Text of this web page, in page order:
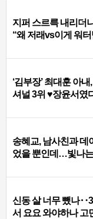
지퍼 스르륵 내리더
“왜 저래vs이게 워
‘김부장’ 최대훈 아
셔널 3위 ♥장윤서였
송혜교, 남사친과 데
었을 뿐인데…빛나
신동 살 너무 뺐나
서 요요 와야하나 고